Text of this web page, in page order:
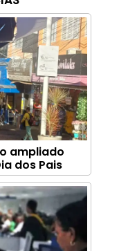
ampliado
dos Pais